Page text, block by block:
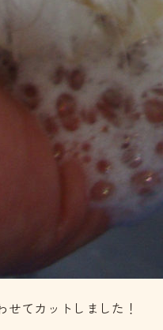
てカットしました！